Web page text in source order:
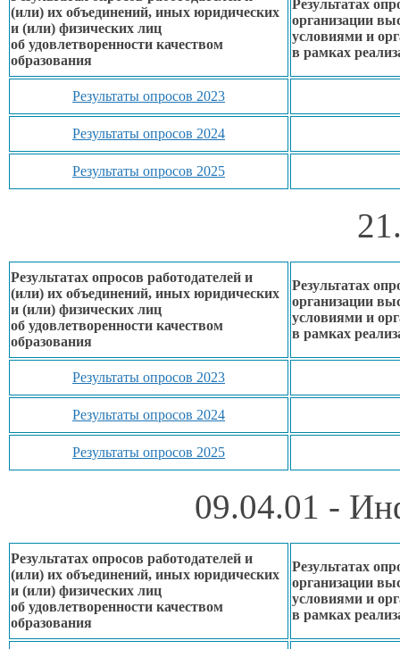
(или) их объединений, иных юридических
и (или) физических лиц
об удовлетворенности качеством
образования
Результатах
организации
условиями и
в рамках
Результаты опросов 2023
Результаты опросов 2024
Результаты опросов 2025
Результатах опросов работодателей и
(или) их объединений, иных юридических
и (или) физических лиц
об удовлетворенности качеством
образования
Результатах
организации
условиями и
в рамках
Результаты опросов 2023
Результаты опросов 2024
Результаты опросов 2025
09.04.01 -
Результатах опросов работодателей и
(или) их объединений, иных юридических
и (или) физических лиц
об удовлетворенности качеством
образования
Результатах
организации
условиями и
в рамках